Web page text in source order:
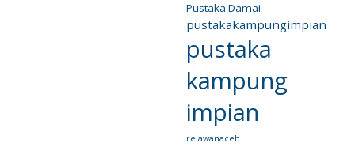
Pustaka Damai
pustakakampungimpian
pustaka
kampung
impian
relawanaceh